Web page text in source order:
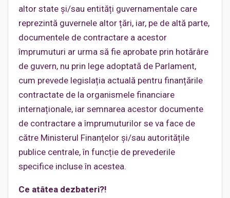
altor state și/sau entități guvernamentale care
reprezintă guvernele altor țări, iar, pe de altă parte,
documentele de contractare a acestor
împrumuturi ar urma să fie aprobate prin hotărâre
de guvern, nu prin lege adoptată de Parlament,
cum prevede legislația actuală pentru finanțările
contractate de la organismele financiare
internaționale, iar semnarea acestor documente
de contractare a împrumuturilor se va face de
către Ministerul Finanțelor și/sau autoritățile
publice centrale, în funcție de prevederile
specifice incluse în acestea.
Ce atâtea dezbateri?!